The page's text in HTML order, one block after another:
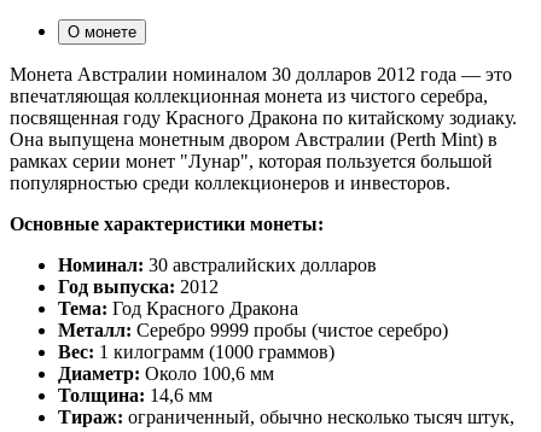
О монете
Монета Австралии номиналом 30 долларов 2012 года — это
впечатляющая коллекционная монета из чистого серебра,
посвященная году Красного Дракона по китайскому зодиаку.
Она выпущена монетным двором Австралии (Perth Mint) в
рамках серии монет "Лунар", которая пользуется большой
популярностью среди коллекционеров и инвесторов.
Основные характеристики монеты:
Номинал: 30 австралийских долларов
Год выпуска: 2012
Тема: Год Красного Дракона
Металл: Серебро 9999 пробы (чистое серебро)
Вес: 1 килограмм (1000 граммов)
Диаметр: Около 100,6 мм
Толщина: 14,6 мм
Тираж: ограниченный, обычно несколько тысяч штук,